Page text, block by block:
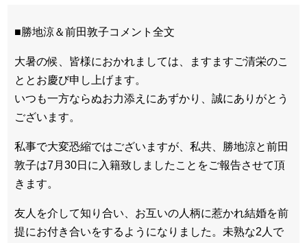
■勝地涼＆前田敦子コメント全文
大暑の候、皆様におかれましては、ますますご清栄のこ
ととお慶び申し上げます。
いつも一方ならぬお力添えにあずかり、誠にありがとう
ございます。
私事で大変恐縮ではございますが、私共、勝地涼と前田
敦子は7月30日に入籍致しましたことをご報告させて頂
きます。
友人を介して知り合い、お互いの人柄に惹かれ結婚を前
提にお付き合いをするようになりました。未熟な2人で